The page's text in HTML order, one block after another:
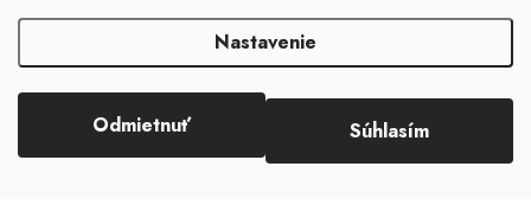
Nastavenie
Odmietnuť Súhlasím
Vytvoril Shoptet
. Všetky práva vyhradené.
Upraviť nastavenie